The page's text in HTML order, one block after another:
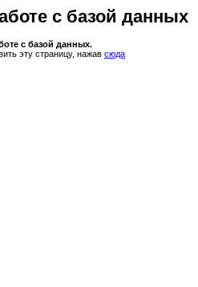
с базой данных
с базой данных.
эту страницу, нажав сюда